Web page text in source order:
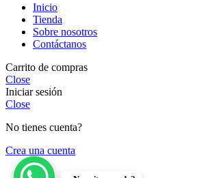
Inicio
Tienda
Sobre nosotros
Contáctanos
Carrito de compras
Close
Iniciar sesión
Close
No tienes cuenta?
Crea una cuenta